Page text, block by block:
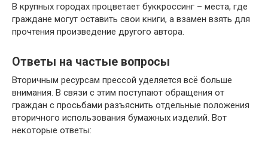
В крупных городах процветает буккроссинг – места, где
граждане могут оставить свои книги, а взамен взять для
прочтения произведение другого автора.
Ответы на частые вопросы
Вторичным ресурсам прессой уделяется всё больше
внимания. В связи с этим поступают обращения от
граждан с просьбами разъяснить отдельные положения
вторичного использования бумажных изделий. Вот
некоторые ответы: